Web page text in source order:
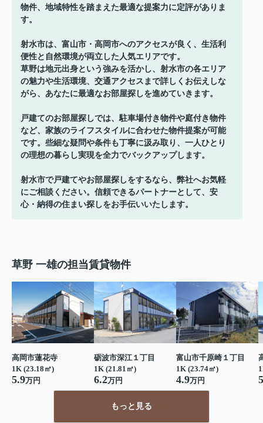
物件、地域特性を踏まえた最適な提案力に定評がありま
す。
射水市は、富山市・高岡市へのアクセスが良く、生活利
便性と自然環境が両立した人気エリアです。
草野は地元出身という強みを活かし、射水市の各エリア
の魅力や生活環境、交通アクセスまで詳しくお伝えしな
がら、あなたに最適なお部屋探しを進めていきます。
戸建てのお部屋探しでは、駐車場付き物件や庭付き物件
など、家族のライフスタイルに合わせた物件提案が可能
です。些細な疑問や条件も丁寧に汲み取り、一人ひとり
の理想の暮らし実現を全力でバックアップします。
射水市で戸建てやお部屋探しをするなら、弊社へお気軽
にご相談ください。信頼できるパートナーとして、安
心・納得の住まい探しをお手伝いいたします。
草野 一雄の担当賃貸物件
高岡市蓮花寺
1K (23.18㎡)
5.9万円
砺波市深江１丁目
1K (21.81㎡)
6.2万円
富山市千原崎１丁目
1K (23.74㎡)
4.9万円
もっと見る